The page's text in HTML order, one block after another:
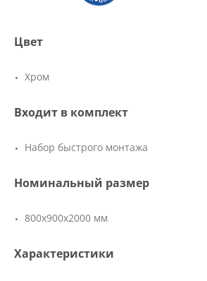
Цвет
Хром
Входит в комплект
Набор быстрого монтажа
Номинальный размер
800x900x2000 мм
Характеристики